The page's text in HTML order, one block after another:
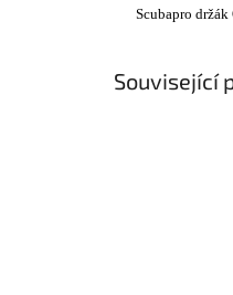
Scubapro držák
Související